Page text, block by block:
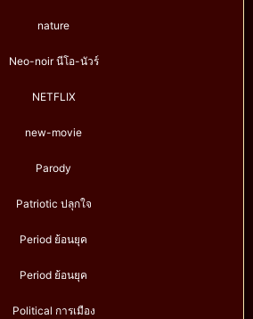
nature
Neo-noir นีโอ-นัวร์
NETFLIX
new-movie
Parody
Patriotic ปลุกใจ
Period ย้อนยุค
Period ย้อนยุค
Political การเมือง